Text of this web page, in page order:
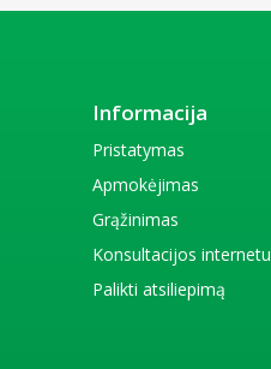
Informacija
Pristatymas
Apmokėjimas
Grąžinimas
Konsultacijos internetu
Palikti atsiliepimą